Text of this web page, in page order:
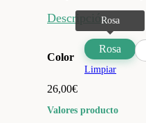
Descripción
Color
Rosa
Limpiar
26,00€
Valores producto